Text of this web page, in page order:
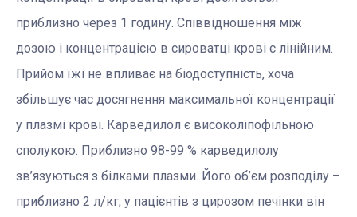
приблизно через 1 годину. Співвідношення між
дозою і концентрацією в сироватці крові є лінійним.
Прийом їжі не впливає на біодоступність, хоча
збільшує час досягнення максимальної концентрації
у плазмі крові. Карведилол є високоліпофільною
сполукою. Приблизно 98-99 % карведилолу
зв’язуються з білками плазми. Його об’єм розподілу –
приблизно 2 л/кг, у пацієнтів з цирозом печінки він